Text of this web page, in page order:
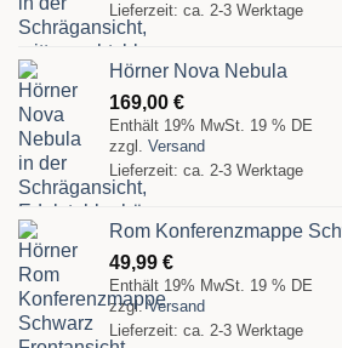
Lieferzeit: ca. 2-3 Werktage
Hörner Nova Nebula
169,00 €
Enthält 19% MwSt. 19 % DE
zzgl. Versand
Lieferzeit: ca. 2-3 Werktage
Rom Konferenzmappe
49,99 €
Enthält 19% MwSt. 19 % DE
zzgl.Versand
Lieferzeit: ca. 2-3 Werktage